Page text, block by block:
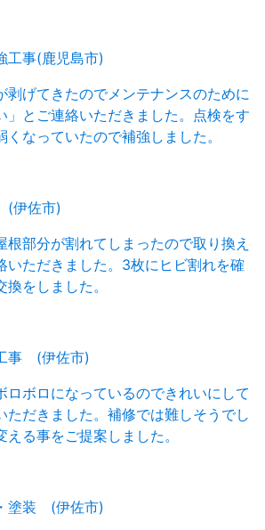
工事(鹿児島市)
剥げてきたのでメンテナンスのために
」とご連絡いただきました。点検をす
くなっていたので補強しました。
(伊佐市)
根部分が割れてしまったので取り換え
いただきました。3枚にヒビ割れを確
をしました。
事 (伊佐市)
ロボロになっているのできれいにして
ただきました。補修では難しそうでし
る事をご提案しました。
塗装 (伊佐市)